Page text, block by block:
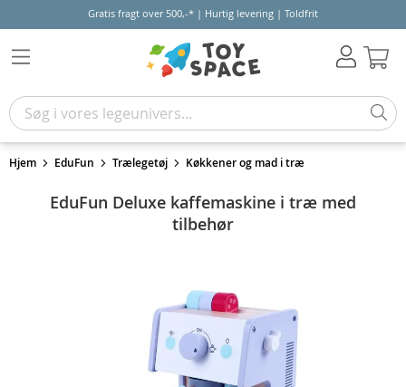
Gratis fragt over 500,-* | Hurtig levering | Toldfrit
Hjem EduFun Trælegetøj Køkkener og mad i træ
EduFun Deluxe kaffemaskine i træ med
tilbehør